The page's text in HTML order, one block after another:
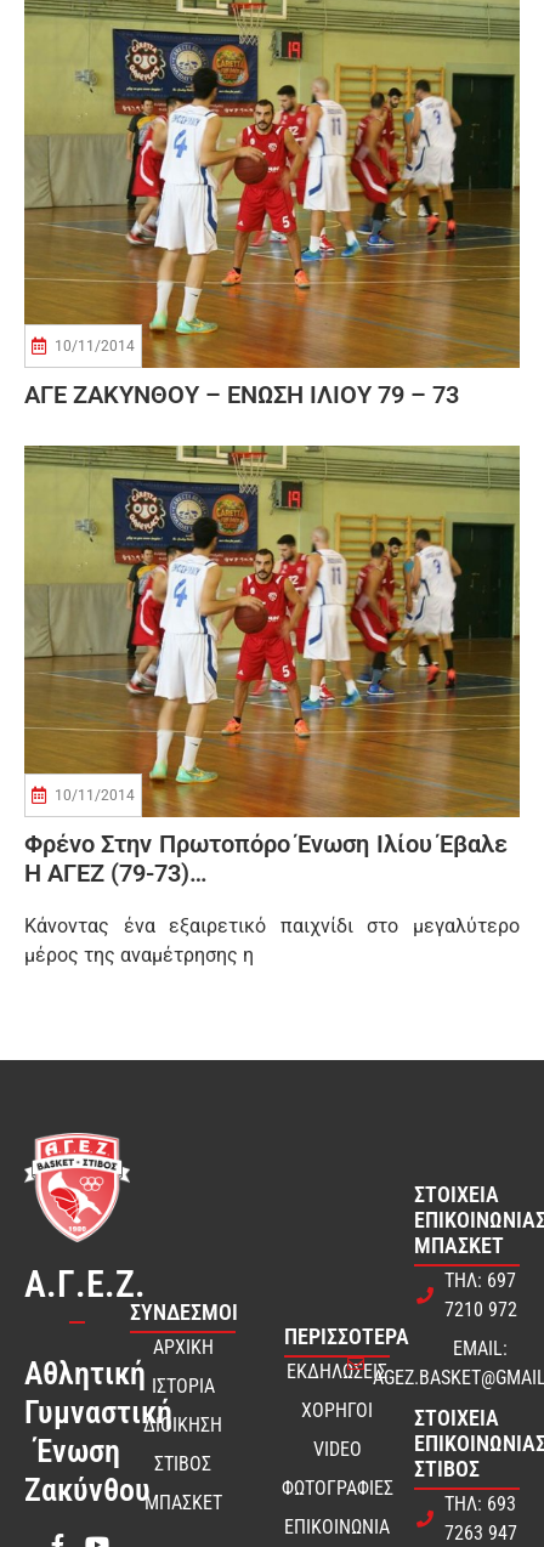
10/11/2014
ΑΓΕ ΖΑΚΥΝΘΟΥ – ΕΝΩΣΗ ΙΛΙΟΥ 79 – 73
10/11/2014
Φρένο Στην Πρωτοπόρο Ένωση Ιλίου Έβαλε
Η ΑΓΕΖ (79-73)…
Κάνοντας ένα εξαιρετικό παιχνίδι στο μεγαλύτερο
μέρος της αναμέτρησης η
Α.Γ.Ε.Ζ.
Αθλητική
Γυμναστική
Ένωση
Ζακύνθου
ΣΎΝΔΕΣΜΟΙ
ΑΡΧΙΚΗ
ΙΣΤΟΡΙΑ
ΔΙΟΙΚΗΣΗ
ΣΤΙΒΟΣ
ΜΠΑΣΚΕΤ
ΠΕΡΙΣΣΟΤΕΡΑ
ΕΚΔΗΛΩΣΕΙΣ
ΧΟΡΗΓΟΙ
VIDEO
ΦΩΤΟΓΡΑΦΙΕΣ
ΕΠΙΚΟΙΝΩΝΙΑ
ΣΤΟΙΧΕΊΑ
ΜΠΆΣΚΕΤ
ΤΗΛ: 697
7210 972
EMAIL:
ΣΤΟΙΧΕΊΑ
ΣΤΊΒΟΣ
ΤΗΛ: 693
7263 947